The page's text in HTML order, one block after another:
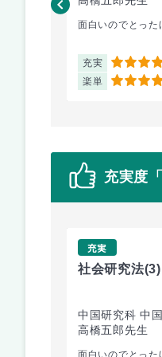
面白いのでとった
充実 5
楽単 5
充実度
充実
社会研究法(3)
中国研究科 中
高橋五郎先生
面白いのでとった